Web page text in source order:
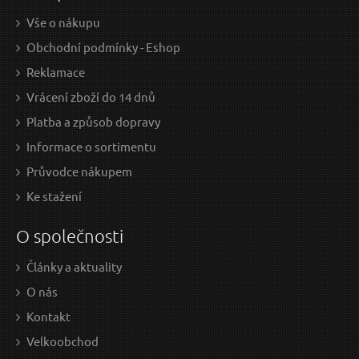
639 Kč / Ks
528.1 Kč bez DPH
Doprava zdarma
Vše o nákupu
Obchodní podmínky - Eshop
Reklamace
Vrácení zboží do 14 dnů
Platba a způsob dopravy
Informace o sortimentu
Průvodce nákupem
Ke stažení
O společnosti
Články a aktuality
O nás
Kontakt
Velkoobchod